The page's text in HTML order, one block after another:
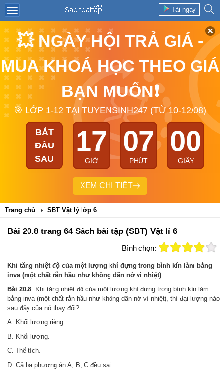
Tải ngay
💥 NGÀY HỘI TRẢ GIÁ -
MUA KHOÁ HỌC THEO GIÁ
BẠN MUỐN❗
🎯 LỚP 1-12 TẠI TUYENSINH247 (TỪ 10-12/08)
BẮT
ĐẦU
SAU
17
GIỜ
07
PHÚT
00
GIÂY
XEM CHI TIẾT
Trang chủ SBT Vật lý lớp 6
Bài 20.8 trang 64 Sách bài tập (SBT) Vật lí 6
Bình chọn:
Khi tăng nhiệt độ của một lượng khí đựng trong bình kín làm bằng
inva (một chất rắn hầu như không dãn nở vì nhiệt)
Bài 20.8. Khi tăng nhiệt độ của một lượng khí đựng trong bình kín làm
bằng inva (một chất rắn hầu như không dãn nở vì nhiệt), thì đại lượng nào
sau đây của nó thay đổi?
A. Khối lượng riêng.
B. Khối lượng.
C Thể tích.
D. Cả ba phương án A, B, C đều sai.